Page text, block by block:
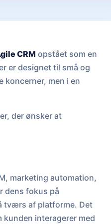
CRM opstået som en
er designet til små og
koncerner, men i en
der ønsker at
marketing automation,
dens fokus på
tværs af platforme. Det
interagerer med